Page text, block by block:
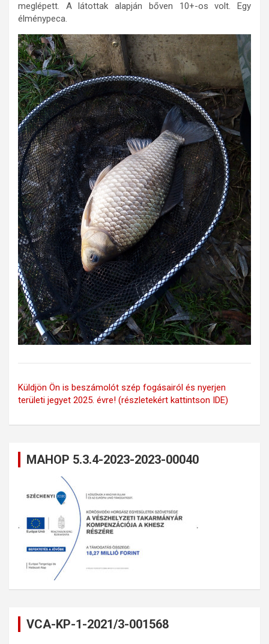
meglépett. A látottak alapján bőven 10+-os volt. Egy
élménypeca.
Küldjön Ön is beszámolót szép fogásairól és nyerjen
területi jegyet 2025. évre! (részletekért kattintson IDE)
MAHOP 5.3.4-2023-2023-00040
VCA-KP-1-2021/3-001568